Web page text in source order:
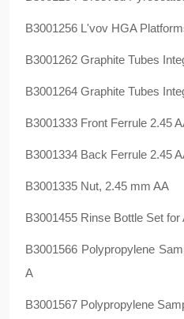
B3001256 L'vov HGA
B3001262 Graphite Tubes
B3001264 Graphite Tubes
B3001333 Front Ferrule 2.45
B3001334 Back Ferrule 2.45
B3001335 Nut, 2.45 mm AA
B3001455 Rinse Bottle Set for
B3001566 Polypropylene
A
B3001567 Polypropylene